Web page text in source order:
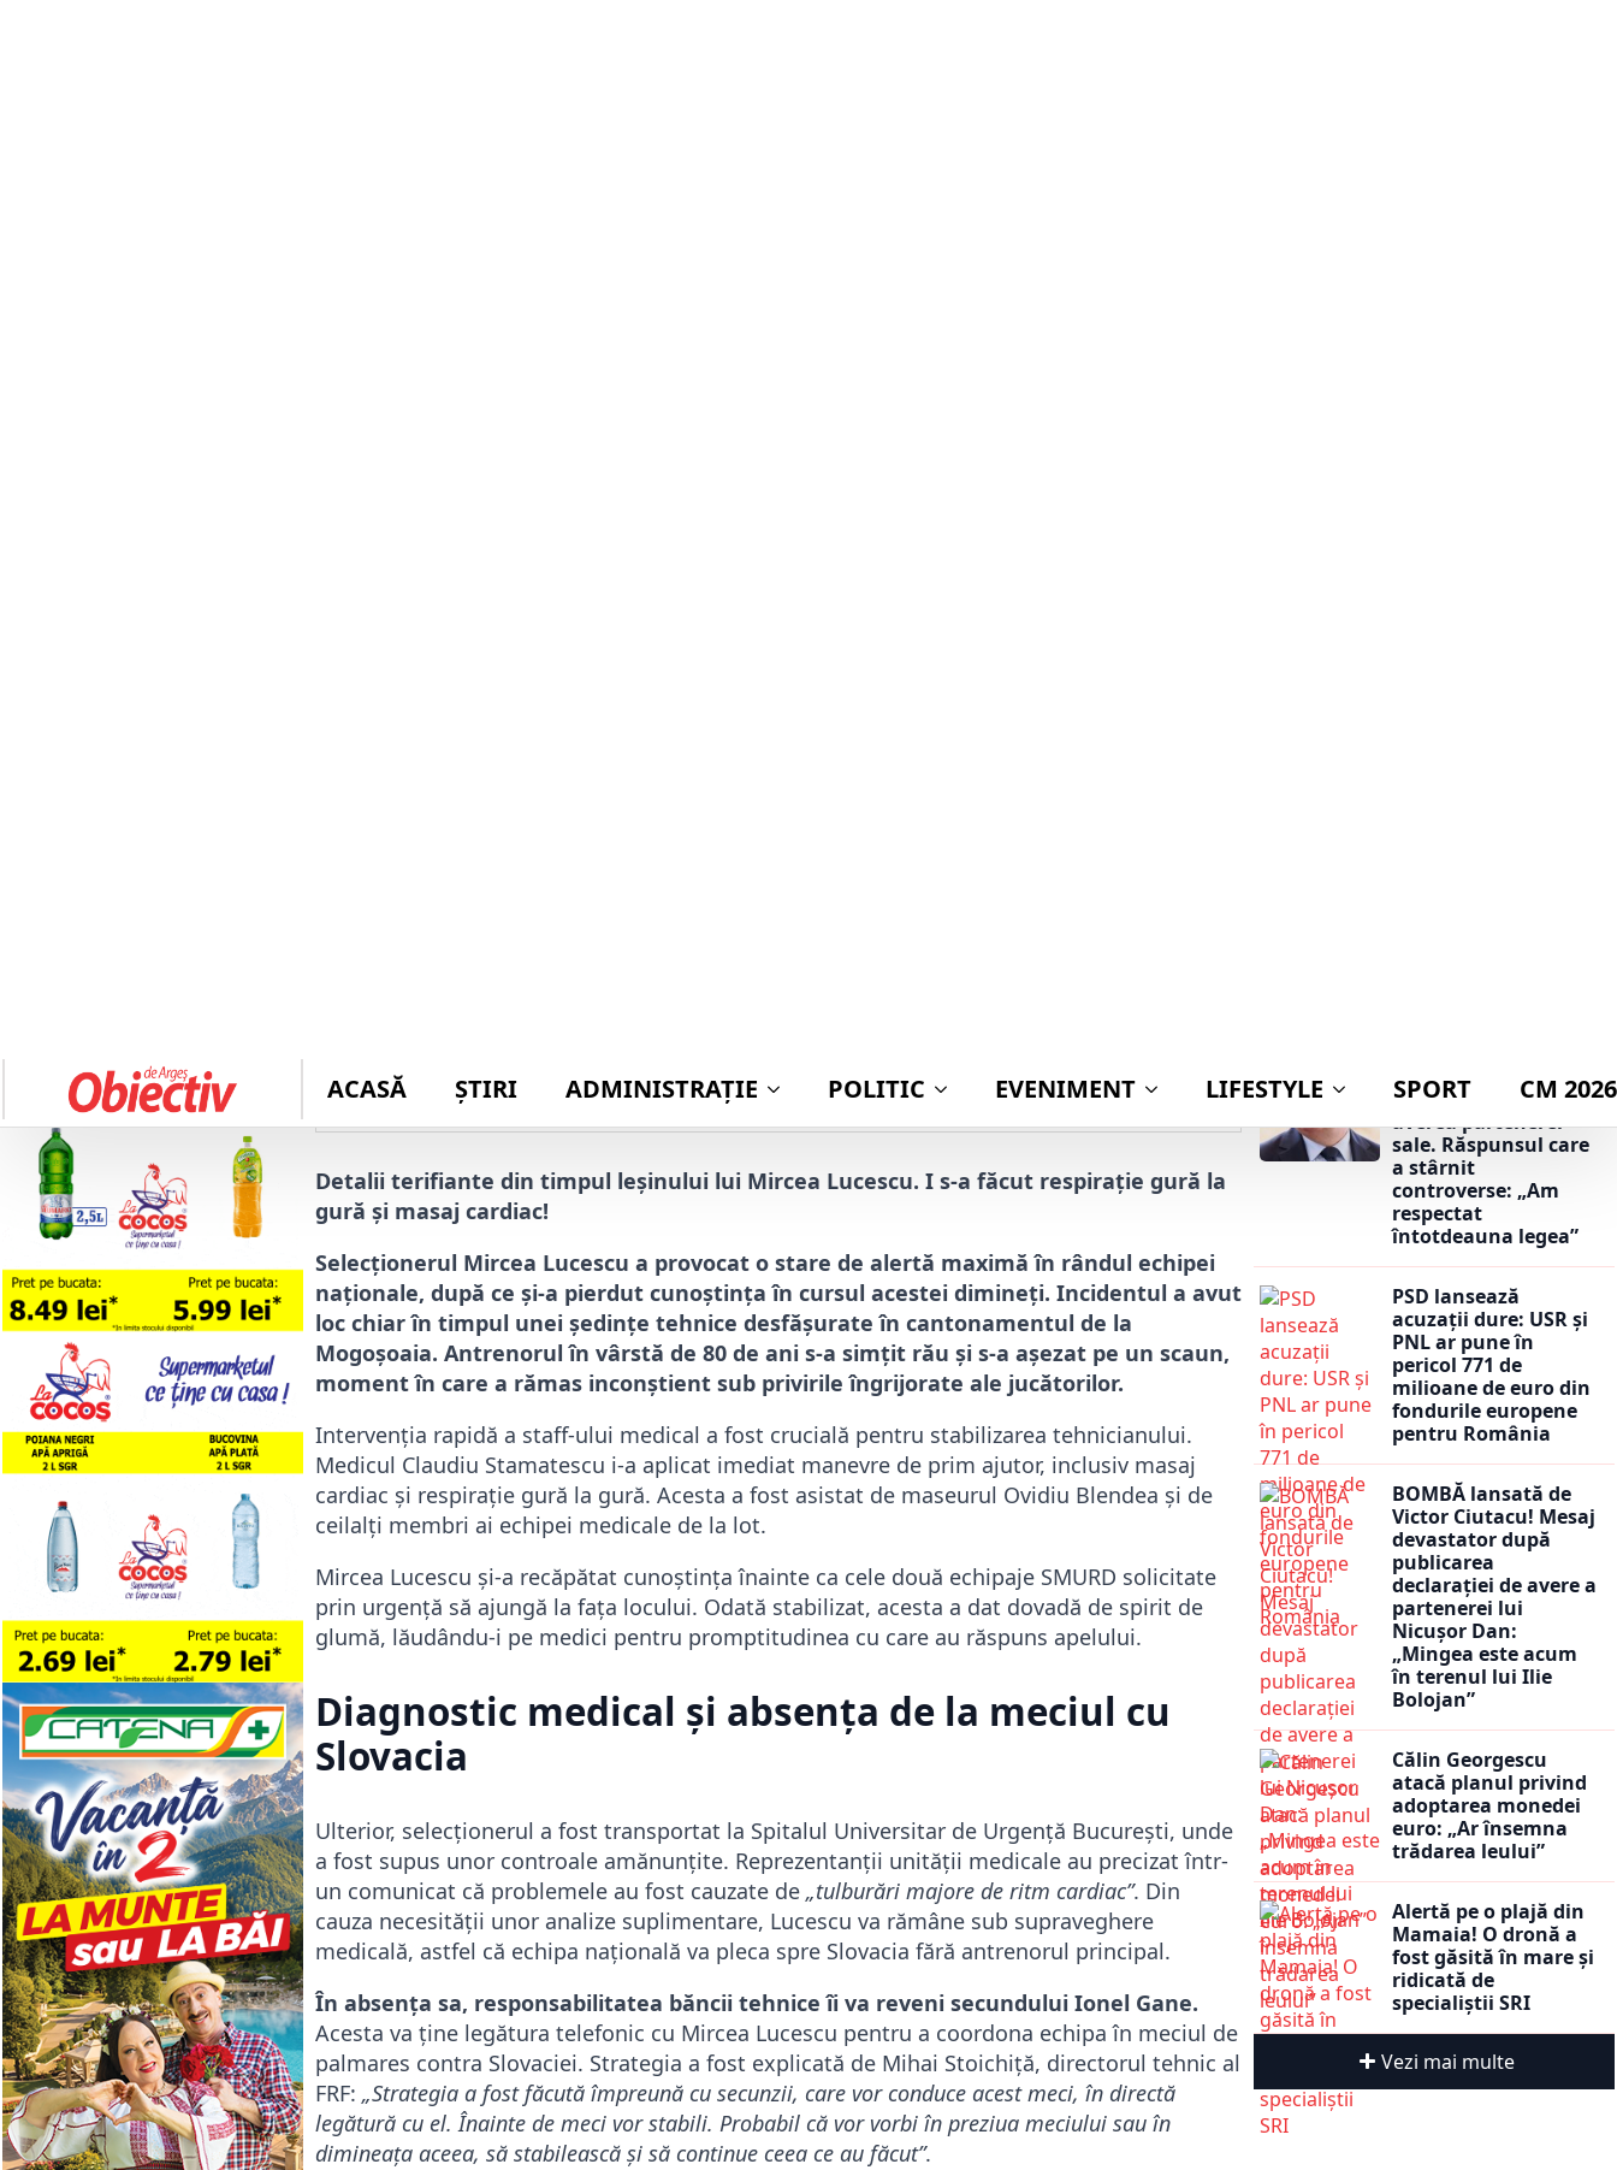
redactie
Detalii terifiante din timpul leșinului lui Mircea Lucescu. I s-a făcut respirație gură la
gură și masaj cardiac!
Selecționerul Mircea Lucescu a provocat o stare de alertă maximă în rândul echipei
naționale, după ce și-a pierdut cunoștința în cursul acestei dimineți. Incidentul a avut
loc chiar în timpul unei ședințe tehnice desfășurate în cantonamentul de la
Mogoșoaia. Antrenorul în vârstă de 80 de ani s-a simțit rău și s-a așezat pe un scaun,
moment în care a rămas inconștient sub privirile îngrijorate ale jucătorilor.
Intervenția rapidă a staff-ului medical a fost crucială pentru stabilizarea tehnicianului.
Medicul Claudiu Stamatescu i-a aplicat imediat manevre de prim ajutor, inclusiv masaj
cardiac și respirație gură la gură. Acesta a fost asistat de maseurul Ovidiu Blendea și de
ceilalți membri ai echipei medicale de la lot.
Mircea Lucescu și-a recăpătat cunoștința înainte ca cele două echipaje SMURD solicitate
prin urgență să ajungă la fața locului. Odată stabilizat, acesta a dat dovadă de spirit de
glumă, lăudându-i pe medici pentru promptitudinea cu care au răspuns apelului.
Diagnostic medical și absența de la meciul cu
Slovacia
Ulterior, selecționerul a fost transportat la Spitalul Universitar de Urgență București, unde
a fost supus unor controale amănunțite. Reprezentanții unității medicale au precizat într-
un comunicat că problemele au fost cauzate de „tulburări majore de ritm cardiac”. Din
cauza necesității unor analize suplimentare, Lucescu va rămâne sub supraveghere
medicală, astfel că echipa națională va pleca spre Slovacia fără antrenorul principal.
În absența sa, responsabilitatea băncii tehnice îi va reveni secundului Ionel Gane.
Acesta va ține legătura telefonic cu Mircea Lucescu pentru a coordona echipa în meciul de
palmares contra Slovaciei. Strategia a fost explicată de Mihai Stoichiță, directorul tehnic al
FRF: „Strategia a fost făcută împreună cu secunzii, care vor conduce acest meci, în directă
legătură cu el. Înainte de meci vor stabili. Probabil că vor vorbi în preziua meciului sau în
dimineața aceea, să stabilească și să continue ceea ce au făcut”.
Ilie Bolojan, întrebat
dacă va publica
averea partenerei
sale. Răspunsul care
a stârnit
controverse: „Am
respectat
întotdeauna legea”
PSD lansează
acuzații dure: USR și
PNL ar pune în
pericol 771 de
milioane de euro din
fondurile europene
pentru România
BOMBĂ lansată de
Victor Ciutacu! Mesaj
devastator după
publicarea
declarației de avere a
partenerei lui
Nicușor Dan:
„Mingea este acum
în terenul lui Ilie
Bolojan”
Călin Georgescu
atacă planul privind
adoptarea monedei
euro: „Ar însemna
trădarea leului”
Alertă pe o plajă din
Mamaia! O dronă a
fost găsită în mare și
ridicată de
specialiștii SRI
Vezi mai multe